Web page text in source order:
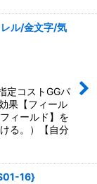
レル/金文字/気
定コストGGパ
果【フィール
ィールド】を
る。）【自分
16}